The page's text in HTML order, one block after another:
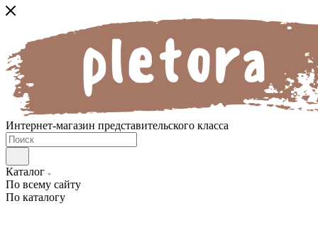
Интернет-магазин представительского класса
Каталог
По всему сайту
По каталогу